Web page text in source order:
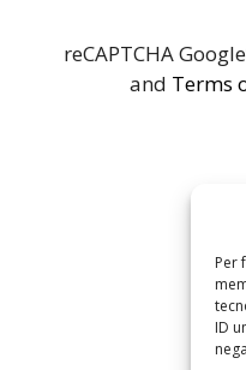
Per
ID
reCAPTCHA
and Terms